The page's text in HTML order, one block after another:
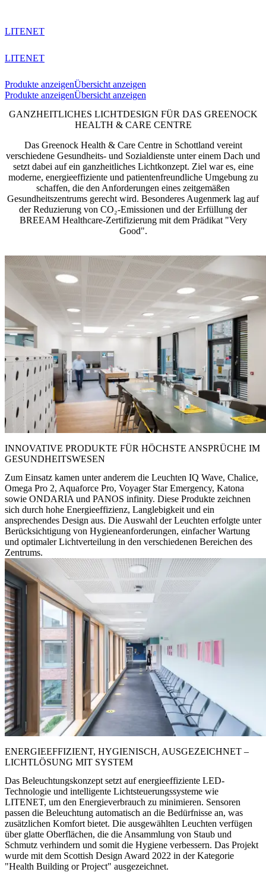
LITENET
LITENET
Produkte anzeigenÜbersicht anzeigen
Produkte anzeigenÜbersicht anzeigen
GANZHEITLICHES LICHTDESIGN FÜR DAS GREENOCK
HEALTH & CARE CENTRE
Das Greenock Health & Care Centre in Schottland vereint
verschiedene Gesundheits- und Sozialdienste unter einem Dach und
setzt dabei auf ein ganzheitliches Lichtkonzept. Ziel war es, eine
moderne, energieeffiziente und patientenfreundliche Umgebung zu
schaffen, die den Anforderungen eines zeitgemäßen
Gesundheitszentrums gerecht wird. Besonderes Augenmerk lag auf
der Reduzierung von CO₂-Emissionen und der Erfüllung der
BREEAM Healthcare-Zertifizierung mit dem Prädikat "Very
Good".​
INNOVATIVE PRODUKTE FÜR HÖCHSTE ANSPRÜCHE IM
GESUNDHEITSWESEN
Zum Einsatz kamen unter anderem die Leuchten IQ Wave, Chalice,
Omega Pro 2, Aquaforce Pro, Voyager Star Emergency, Katona
sowie ONDARIA und PANOS infinity. Diese Produkte zeichnen
sich durch hohe Energieeffizienz, Langlebigkeit und ein
ansprechendes Design aus. Die Auswahl der Leuchten erfolgte unter
Berücksichtigung von Hygieneanforderungen, einfacher Wartung
und optimaler Lichtverteilung in den verschiedenen Bereichen des
Zentrums.​
ENERGIEEFFIZIENT, HYGIENISCH, AUSGEZEICHNET –
LICHTLÖSUNG MIT SYSTEM
Das Beleuchtungskonzept setzt auf energieeffiziente LED-
Technologie und intelligente Lichtsteuerungssysteme wie
LITENET, um den Energieverbrauch zu minimieren. Sensoren
passen die Beleuchtung automatisch an die Bedürfnisse an, was
zusätzlichen Komfort bietet. Die ausgewählten Leuchten verfügen
über glatte Oberflächen, die die Ansammlung von Staub und
Schmutz verhindern und somit die Hygiene verbessern. Das Projekt
wurde mit dem Scottish Design Award 2022 in der Kategorie
"Health Building or Project" ausgezeichnet.​